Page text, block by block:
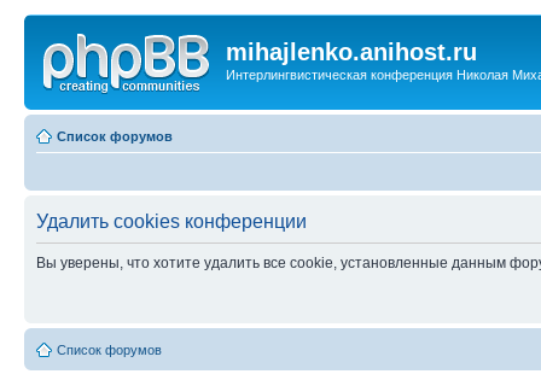
mihajlenko.anihost.ru
Интерлингвистическая конференция Николая
Список форумов
Удалить cookies конференции
Вы уверены, что хотите удалить все cookie, установленные данным
Список форумов